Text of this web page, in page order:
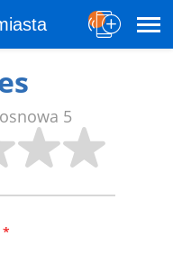
5
*